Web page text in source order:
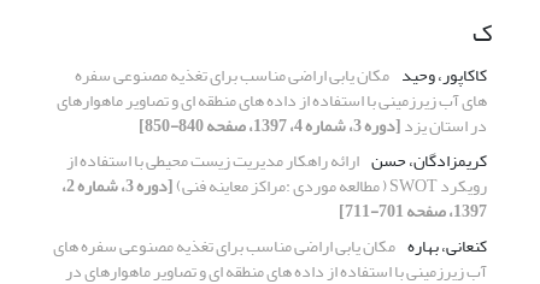
ک
کاکاپور، وحید مکان یابی اراضی مناسب برای تغذیه مصنوعی سفره
های آب زیرزمینی با استفاده از داده های منطقه ای و تصاویر ماهوارهای
در استان یزد[دوره 3، شماره 4، 1397، صفحه 840-850]
کریمزادگان، حسن ارائه راهکار مدیریت زیست محیطی با استفاده از
رویکرد SWOT ( مطالعه موردی :مراکز معاینه فنی) [دوره 3، شماره 2،
1397، صفحه 701-711]
کنعانی، بهاره مکان یابی اراضی مناسب برای تغذیه مصنوعی سفره های
آب زیرزمینی با استفاده از داده های منطقه ای و تصاویر ماهوارهای در